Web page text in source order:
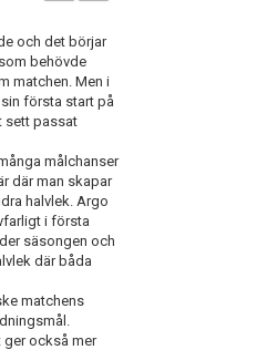
och det börjar
behövde
matchen. Men i
första start på
sett passat
målchanser
där man skapar
halvlek. Argo
i första
säsongen och
där båda
matchens
ger också mer